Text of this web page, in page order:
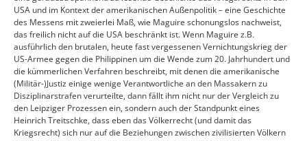
USA und im Kontext der amerikanischen Außenpolitik – eine Geschichte
des Messens mit zweierlei Maß, wie Maguire schonungslos nachweist,
das freilich nicht auf die USA beschränkt ist. Wenn Maguire z.B.
ausführlich den brutalen, heute fast vergessenen Vernichtungskrieg der
US-Armee gegen die Philippinen um die Wende zum 20. Jahrhundert und
die kümmerlichen Verfahren beschreibt, mit denen die amerikanische
(Militär-)Justiz einige wenige Verantwortliche an den Massakern zu
Disziplinarstrafen verurteilte, dann fällt ihm nicht nur der Vergleich zu
den Leipziger Prozessen ein, sondern auch der Standpunkt eines
Heinrich Treitschke, dass eben das Völkerrecht (und damit das
Kriegsrecht) sich nur auf die Beziehungen zwischen zivilisierten Völkern